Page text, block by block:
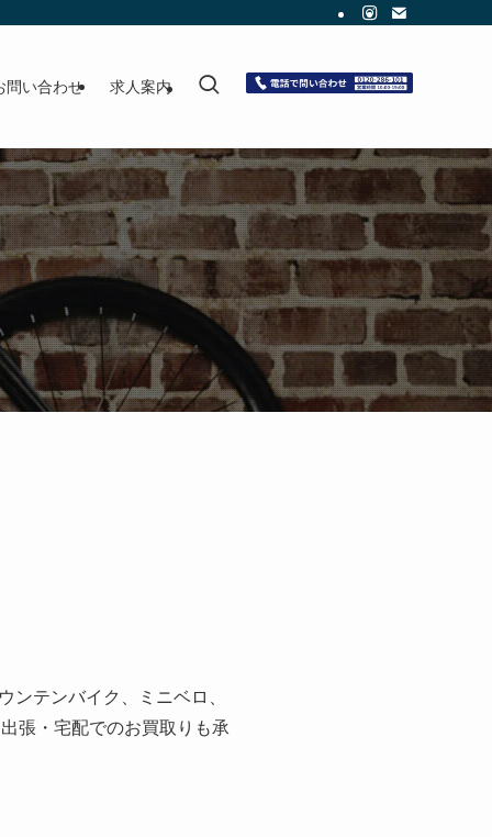
問い合わせ 求人案内
ンテンバイク、ミニベロ、
張・宅配でのお買取りも承